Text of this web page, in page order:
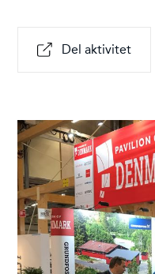
Del aktivitet